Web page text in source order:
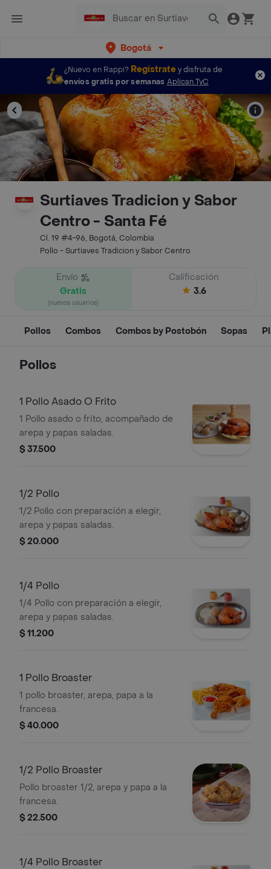
Bogotá
¿Nuevo en Rappi? Regístratey disfruta de
envíos gratis por semanas Aplican TyC
Surtiaves Tradicion y Sabor
Centro - Santa Fé
Cl. 19 #4-96, Bogotá, Colombia
Pollo - Surtiaves Tradicion y Sabor Centro
Envío
Gratis
(nuevos usuarios)
Calificación
3.6
Pollos Combos Combos by Postobón Sopas
Pollos
1 Pollo Asado O Frito
1 Pollo asado o frito, acompañado de
arepa y papas saladas.
$ 37.500
1/2 Pollo
1/2 Pollo con preparación a elegir,
arepa y papas saladas.
$ 20.000
1/4 Pollo
1/4 Pollo con preparación a elegir,
arepa y papas saladas.
$ 11.200
1 Pollo Broaster
1 pollo broaster, arepa, papa a la
francesa.
$ 40.000
1/2 Pollo Broaster
Pollo broaster 1/2, arepa y papa a la
francesa.
$ 22.500
1/4 Pollo Broaster